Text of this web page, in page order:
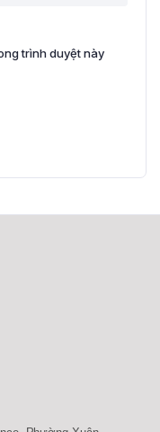
trình duyệt này